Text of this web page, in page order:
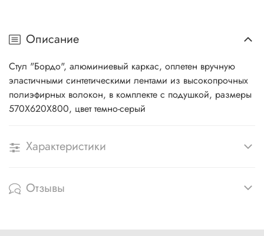
Описание
Стул "Бордо", алюминиевый каркас, оплетен вручную
эластичными синтетическими лентами из высокопрочных
полиэфирных волокон, в комплекте с подушкой, размеры
570X620X800, цвет темно-серый
Характеристики
Отзывы